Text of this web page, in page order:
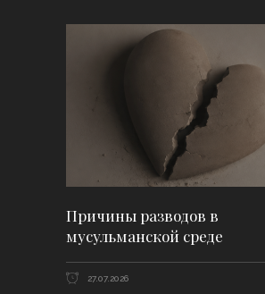
Причины разводов в
мусульманской среде
27.07.2026